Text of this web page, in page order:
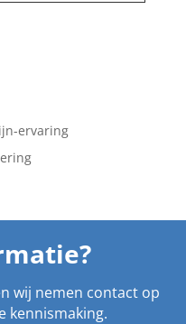
ervaring
wij nemen contact op
kennismaking.